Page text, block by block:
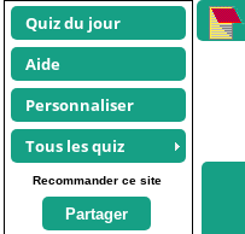
Quiz du jour
Aide
Personnaliser
Tous les quiz
Recommander ce site
Partager